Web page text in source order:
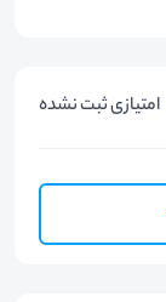
امتیازی ثبت نشده